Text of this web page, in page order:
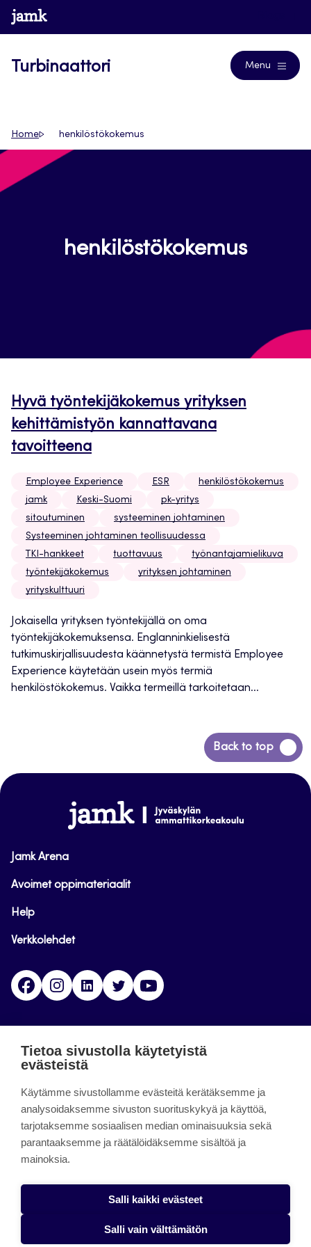
Siirry
suoraan
www.jamk.fi
Turbinaattori Menu
Home henkilöstökokemus
henkilöstökokemus
Hyvä työntekijäkokemus yrityksen
kehittämistyön kannattavana
tavoitteena
Employee Experience ESR
henkilöstökokemus
jamk
Keski-Suomi
pk-yritys
sitoutuminen
systeeminen johtaminen
Systeeminen johtaminen teollisuudessa
TKI-hankkeet
tuottavuus
työnantajamielikuva
työntekijäkokemus
yrityksen johtaminen
yrityskulttuuri
Jokaisella yrityksen työntekijällä on oma
työntekijäkokemuksensa. Englanninkielisestä
tutkimuskirjallisuudesta käännetystä termistä Employee
Experience käytetään usein myös termiä
henkilöstökokemus. Vaikka termeillä tarkoitetaan...
Back to top
Siirry
takaisin
www.jamk.fi
Jamk Arena
Avoimet oppimateriaalit
Help
Verkkolehdet
FacebookInstagramLinkedinTwitter
päättynyt 11.9.2023.
About the site
Käyttöehdot
Saavutettavuusseloste
Alasottoilmoitus
Tietoa sivustolla käytetyistä
evästeistä
Käytämme sivustollamme evästeitä kerätäksemme ja
analysoidaksemme sivuston suorituskykyä ja käyttöä,
tarjotaksemme sosiaalisen median ominaisuuksia sekä
parantaaksemme ja räätälöidäksemme sisältöä ja
mainoksia.
Salli kaikki evästeet
Salli vain välttämätön